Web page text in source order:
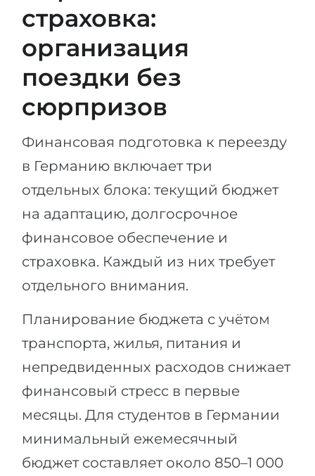
страховка:
организация
поездки без
сюрпризов
Финансовая подготовка к переезду
в Германию включает три
отдельных блока: текущий бюджет
на адаптацию, долгосрочное
финансовое обеспечение и
страховка. Каждый из них требует
отдельного внимания.
Планирование бюджета с учётом
транспорта, жилья, питания и
непредвиденных расходов снижает
финансовый стресс в первые
месяцы. Для студентов в Германии
минимальный ежемесячный
бюджет составляет около 850–1 000